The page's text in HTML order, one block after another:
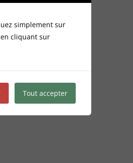
simplement sur
cliquant sur
Tout accepter